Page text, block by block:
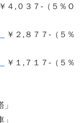
￥４,０３７-（５％Ｏ
￥２,８７７-（５％
￥１,７１７-（５％